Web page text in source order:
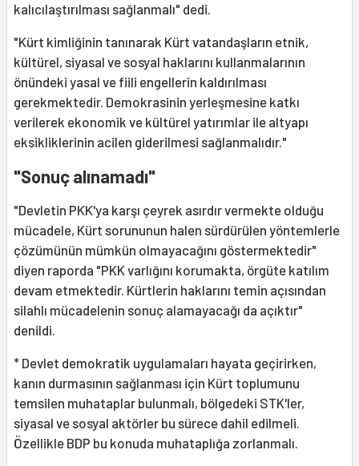
kalıcılaştırılması sağlanmalı" dedi.
"Kürt kimliğinin tanınarak Kürt vatandaşların etnik,
kültürel, siyasal ve sosyal haklarını kullanmalarının
önündeki yasal ve fiili engellerin kaldırılması
gerekmektedir. Demokrasinin yerleşmesine katkı
verilerek ekonomik ve kültürel yatırımlar ile altyapı
eksikliklerinin acilen giderilmesi sağlanmalıdır."
"Sonuç alınamadı"
"Devletin PKK'ya karşı çeyrek asırdır vermekte olduğu
mücadele, Kürt sorununun halen sürdürülen yöntemlerle
çözümünün mümkün olmayacağını göstermektedir"
diyen raporda "PKK varlığını korumakta, örgüte katılım
devam etmektedir. Kürtlerin haklarını temin açısından
silahlı mücadelenin sonuç alamayacağı da açıktır"
denildi.
* Devlet demokratik uygulamaları hayata geçirirken,
kanın durmasının sağlanması için Kürt toplumunu
temsilen muhataplar bulunmalı, bölgedeki STK'ler,
siyasal ve sosyal aktörler bu sürece dahil edilmeli.
Özellikle BDP bu konuda muhataplığa zorlanmalı.